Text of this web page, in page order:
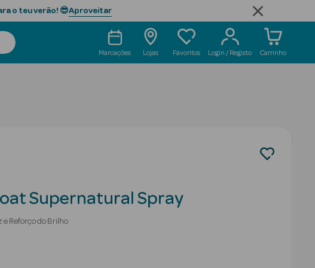
o teu verão! 😎Aproveitar
Marcações Lojas Favoritos Login / Registo Carrinho
Supernatural Spray
e Reforço do Brilho